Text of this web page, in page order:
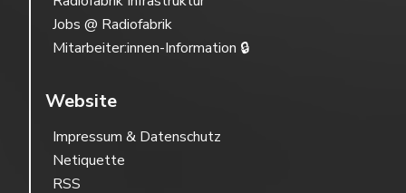
Jobs @ Radiofabrik
Mitarbeiter:innen-Information 🔒
Website
Impressum & Datenschutz
Netiquette
RSS